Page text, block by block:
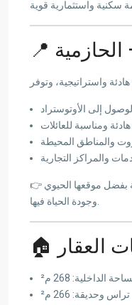
الحازمية
إلى الأوتوستراد
ومناسبة للعائلات
والمناطق المحيطة
والمراكز التجارية
👉 تُعتبر الحازمية من أبرز المناطق السكنية بفضل موقعها الحيوي
العقار
الداخلية: 268 م²
تراس وحديقة: 266 م²